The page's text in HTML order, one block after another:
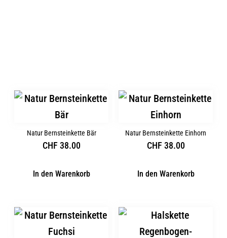
Natur Bernsteinkette Bär
CHF 38.00
In den Warenkorb
Natur Bernsteinkette Einhorn
CHF 38.00
In den Warenkorb